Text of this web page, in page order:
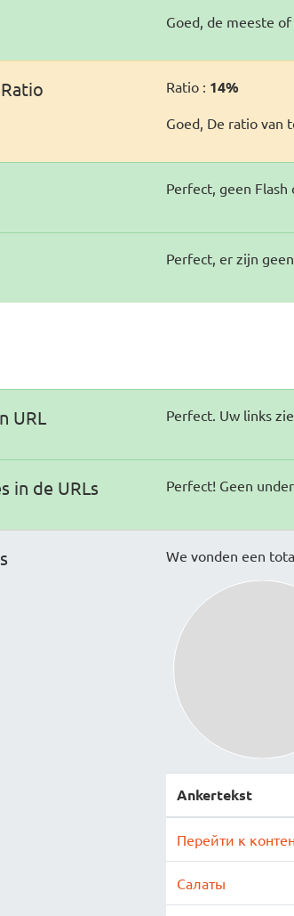
Goed, de meeste
Ratio : 14%
Goed, De ratio van
Perfect, geen
Perfect, er zijn
URL Perfect. Uw links
in de URLs Perfect! Geen
We vonden een
Ankertekst
Перейти к
Салаты